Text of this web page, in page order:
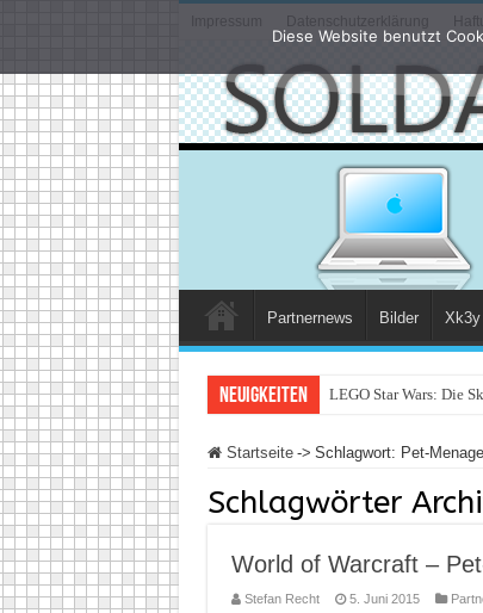
Impressum Datenschutzerklärung
Partnernews Bilder Xk3y
Neuigkeiten LEGO Star Wars: Die
Startseite -> Schlagwort: Pet-
Schlagwörter
World of Warcraft –
Stefan Recht 5. Juni 2015
Diese Website benutzt